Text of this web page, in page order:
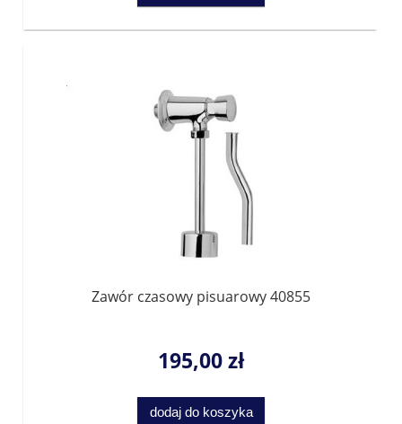
Zawór czasowy pisuarowy 40855
195,00 zł
dodaj do koszyka